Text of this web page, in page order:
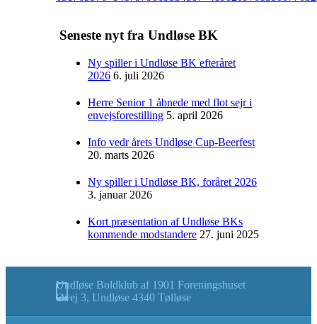
Seneste nyt fra Undløse BK
Ny spiller i Undløse BK efteråret
2026 6. juli 2026
Herre Senior 1 åbnede med flot sejr i
envejsforestilling 5. april 2026
Info vedr årets Undløse Cup-Beerfest
20. marts 2026
Ny spiller i Undløse BK, foråret 2026
3. januar 2026
Kort præsentation af Undløse BKs
kommende modstandere 27. juni 2025
Undløse Boldklub af 1901 Foreningshuset
Øvej 3, Undløse 4340 Tølløse